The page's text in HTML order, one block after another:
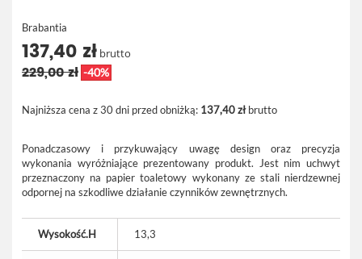
Brabantia
137,40 zł brutto
229,00 zł -40%
Najniższa cena z 30 dni przed obniżką: 137,40 złbrutto
Ponadczasowy i przykuwający uwagę design oraz precyzja
wykonania wyróżniające prezentowany produkt. Jest nim uchwyt
przeznaczony na papier toaletowy wykonany ze stali nierdzewnej
odpornej na szkodliwe działanie czynników zewnętrznych.
Wysokość.H 13,3